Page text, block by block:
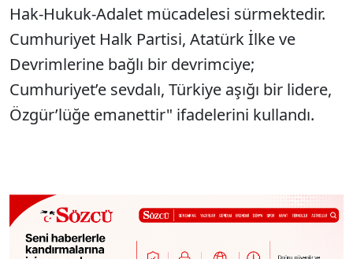
Hak-Hukuk-Adalet mücadelesi sürmektedir.
Cumhuriyet Halk Partisi, Atatürk İlke ve
Devrimlerine bağlı bir devrimciye;
Cumhuriyet’e sevdalı, Türkiye aşığı bir lidere,
Özgür’lüğe emanettir" ifadelerini kullandı.